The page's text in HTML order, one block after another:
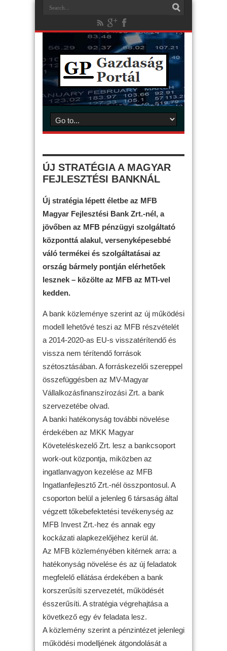
ÚJ STRATÉGIA A MAGYAR
FEJLESZTÉSI BANKNÁL
Új stratégia lépett életbe az MFB
Magyar Fejlesztési Bank Zrt.-nél, a
jövőben az MFB pénzügyi szolgáltató
központtá alakul, versenyképesebbé
váló termékei és szolgáltatásai az
ország bármely pontján elérhetőek
lesznek – közölte az MFB az MTI-vel
kedden.
A bank közleménye szerint az új működési
modell lehetővé teszi az MFB részvételét
a 2014-2020-as EU-s visszatérítendő és
vissza nem térítendő források
szétosztásában. A forráskezelői szereppel
összefüggésben az MV-Magyar
Vállalkozásfinanszírozási Zrt. a bank
szervezetébe olvad.
A banki hatékonyság további növelése
érdekében az MKK Magyar
Követeléskezelő Zrt. lesz a bankcsoport
work-out központja, miközben az
ingatlanvagyon kezelése az MFB
Ingatlanfejlesztő Zrt.-nél összpontosul. A
csoporton belül a jelenleg 6 társaság által
végzett tőkebefektetési tevékenység az
MFB Invest Zrt.-hez és annak egy
kockázati alapkezelőjéhez kerül át.
Az MFB közleményében kitérnek arra: a
hatékonyság növelése és az új feladatok
megfelelő ellátása érdekében a bank
korszerűsíti szervezetét, működését
ésszerűsíti. A stratégia végrehajtása a
következő egy év feladata lesz.
A közlemény szerint a pénzintézet jelenlegi
működési modelljének átgondolását a